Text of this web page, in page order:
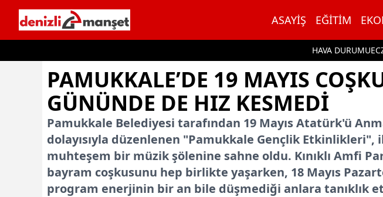
ASAYIŞ EĞITIM
HAVA DURUMU
PAMUKKALE’DE 19 MAYIS
GÜNÜNDE DE HIZ KESMEDİ
Pamukkale Belediyesi tarafından 19 Mayıs Atatürk'ü
dolayısıyla düzenlenen "Pamukkale Gençlik Etkinlikleri",
muhteşem bir müzik şölenine sahne oldu. Kınıklı Amfi
bayram coşkusunu hep birlikte yaşarken, 18 Mayıs
program enerjinin bir an bile düşmediği anlara tanıklık